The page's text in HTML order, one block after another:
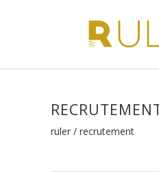
ruler / recrutement